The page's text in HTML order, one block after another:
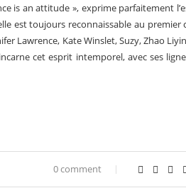
is an attitude », exprime parfaitement
est toujours reconnaissable au premier
Lawrence, Kate Winslet, Suzy, Zhao
cet esprit intemporel, avec ses
0 comment